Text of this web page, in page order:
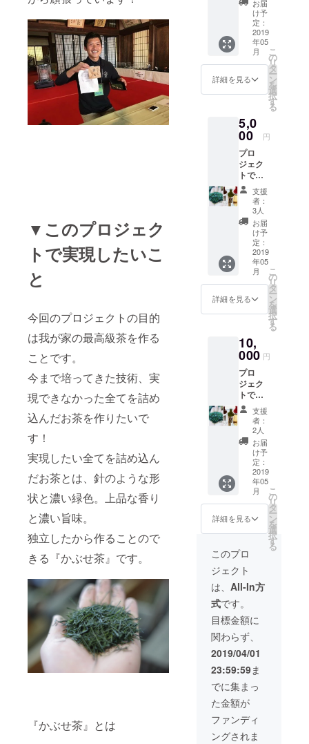
▼このプロジェク
トで実現したいこ
と
今回のプロジェクトの目的
は我が家の最高級茶を作る
ことです。
今まで培ってきた技術、実
現できなかった全てを詰め
込んだお茶を作りたいで
す！
実現したい全てを詰め込ん
だお茶とは、針のような形
状と濃い緑色。上品な香り
と濃い旨味。
独立したから作ることので
きる『かぶせ茶』です。
『かぶせ茶』とは
葉なの
で急須
等が必
要で
す。お
茶の淹
れ方は
ポスト
の説明
書を付
けさせ
て頂き
ます。
お届
け予
定：
2019
年05
月
詳細を見る
こ
の
リ
タ
ー
ン
を
選
択
す
る
5,0
00 円
プロ
ジェク
トでで
きた我
が家の
最高級
茶10g/1
袋＆
フィル
ターイ
ンボト
ル セッ
ト ＊お
茶と
フィル
ターイ
ル の
セット
なので
急須等
が不要
です。
お茶の
淹れ
方、
フィル
ターイ
ンボト
ルの使
い方は
ポスト
カード
の説明
て頂き
ます。
＊フィ
ルター
インボ
トル の
色は緑
になり
ます。
支援
者：
3人
お届
け予
定：
2019
年05
月
詳細を見る
こ
の
リ
タ
ー
ン
を
選
択
す
る
10,
000 円
プロ
ジェク
トでで
きた我
が家の
最高級
茶50g/1
袋＆
フィル
ターイ
ンボト
ル セッ
ト ＊お
茶と
フィル
ターイ
ンボト
ル の
セット
なので
急須等
が不要
です。
お茶の
淹れ
方、
フィル
ターイ
ンボト
ルの使
い方は
ポスト
カード
の説明
支援
者：
2人
お届
け予
定：
2019
年05
月
詳細を見る
こ
の
リ
タ
ー
ン
を
選
択
す
る
このプロ
ジェクト
は、 All-In方
式です。
目標金額に
関わらず、
2019/04/01
23:59:59ま
でに集まっ
た金額が
ファンディ
ングされま